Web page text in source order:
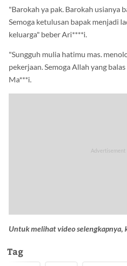
"Barokah ya pak. Barokah usianya
Semoga ketulusan bapak menjadi
keluarga" beber Ari****i.
"Sungguh mulia hatimu mas.
pekerjaan. Semoga Allah yang
Ma***i.
Untuk melihat video selengkapnya,
Tag